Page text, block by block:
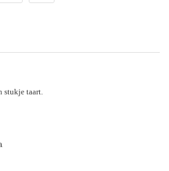
stukje taart.